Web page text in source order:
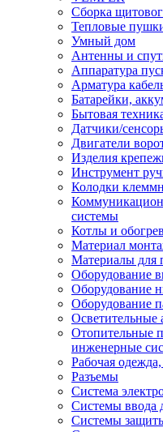
Сборка
Тепловые
Умный дом
Антенны и
Аппаратура
Арматура
Батарейки,
Бытовая
Датчики/
Двигатели
Изделия
Инструмент
Колодки
системы
Котлы и
Материал
Материалы для
Оборудование
Оборудование
Оборудование
Осветительные
Отопительные
инженерные
Рабочая
Разъемы
Система
Системы ввода
Системы